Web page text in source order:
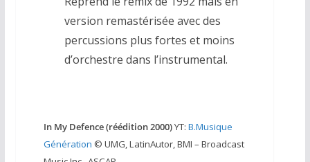
version remastérisée avec des
percussions plus fortes et moins
d’orchestre dans l’instrumental.
In My Defence (réédition 2000)YT: B.Musique
Génération © UMG, LatinAutor, BMI – Broadcast